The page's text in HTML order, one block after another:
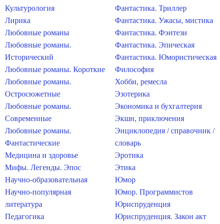
Культурология
Лирика
Любовные романы
Любовные романы.
Исторический
Любовные романы. Короткие
Любовные романы.
Остросюжетные
Любовные романы.
Современные
Любовные романы.
Фантастические
Медицина и здоровье
Мифы. Легенды. Эпос
Научно-образовательная
Научно-популярная
литература
Педагогика
Фантастика. Триллер
Фантастика. Ужасы, мистика
Фантастика. Фэнтези
Фантастика. Эпическая
Фантастика. Юмористическая
Философия
Хобби, ремесла
Эзотерика
Экономика и бухгалтерия
Экшн, приключения
Энциклопедия / справочник /
словарь
Эротика
Этика
Юмор
Юмор. Программистов
Юриспруденция
Юриспруденция. Закон акт